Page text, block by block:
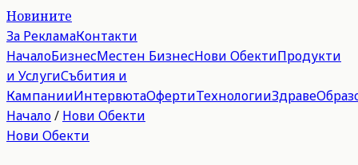
Новините
За РекламаКонтакти
НачалоБизнесМестен БизнесНови ОбектиПродукти
и УслугиСъбития и
КампанииИнтервютаОфертиТехнологииЗдраве
Начало/ Нови Обекти
Нови Обекти